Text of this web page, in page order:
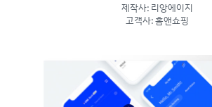
제작사: 리앙에이지
고객사: 홈앤쇼핑